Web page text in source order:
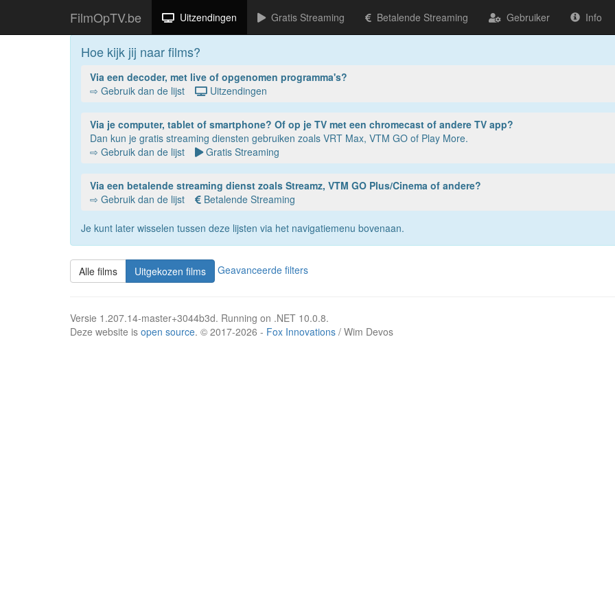
FilmOpTV.be Uitzendingen Gratis Streaming Betalende Streaming Gebruiker Info
Hoe kijk jij naar films?
Via een decoder, met live of opgenomen programma's?
⇨ Gebruik dan de lijst
Uitzendingen
Via je computer, tablet of smartphone? Of op je TV met een chromecast of andere TV app?
Dan kun je gratis streaming diensten gebruiken zoals VRT Max, VTM GO of Play More.
⇨ Gebruik dan de lijst
Gratis Streaming
Via een betalende streaming dienst zoals Streamz, VTM GO Plus/Cinema of andere?
⇨ Gebruik dan de lijst
Betalende Streaming
Je kunt later wisselen tussen deze lijsten via het navigatiemenu bovenaan.
Alle films Uitgekozen films Geavanceerde filters
Versie 1.207.14-master+3044b3d. Running on .NET 10.0.8.
Deze website is open source. © 2017-2026 - Fox Innovations / Wim Devos